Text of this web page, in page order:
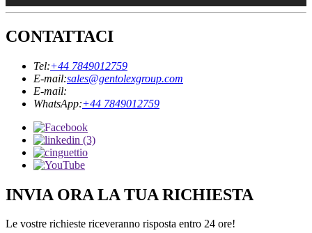
CONTATTACI
Tel:+44 7849012759
E-mail:sales@gentolexgroup.com
E-mail:
WhatsApp:+44 7849012759
INVIA ORA LA TUA RICHIESTA
Le vostre richieste riceveranno risposta entro 24 ore!